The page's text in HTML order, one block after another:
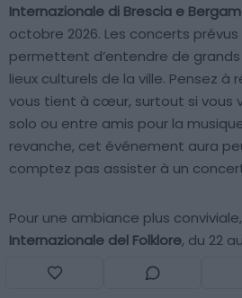
Internazionale di Brescia e
octobre 2026. Les concerts
permettent d’entendre de
lieux culturels de la ville. Pensez à
vous tient à cœur, surtout si vous
solo ou entre amis pour la
revanche, cet événement aura
comptez pas assister à un
Pour une ambiance plus
Internazionale del Folklore, du 22
s’intègre facilement à un séjour
met un pays différent à l’honneur